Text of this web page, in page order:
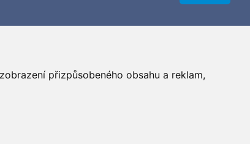
přizpůsobeného obsahu a reklam,
©2026 G&B Beads, s.r.o., vyrobilSimopt, s.r.o.
práva vyhrazena / All rights reserved